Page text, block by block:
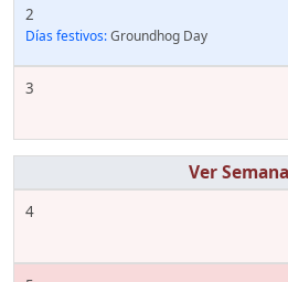
2
Días festivos:Groundhog Day
3
4